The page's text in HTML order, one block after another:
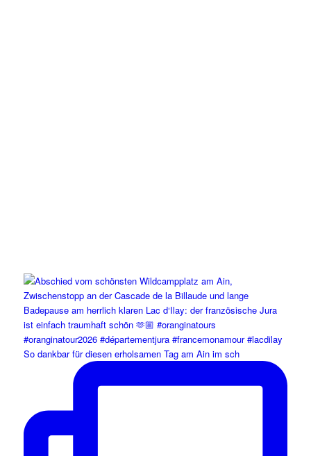
So dankbar für diesen erholsamen Tag am Ain im sch